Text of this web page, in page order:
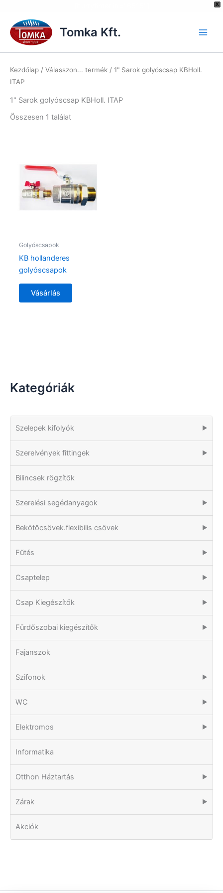
X
content
Tomka Kft.
Kategóriák
Szelepek kifolyók ▶
Szerelvények fittingek ▶
Bilincsek rögzítők
Szerelési segédanyagok ▶
Bekötőcsövek.flexibilis csövek ▶
Fűtés ▶
Csaptelep ▶
Csap Kiegészítők ▶
Fürdőszobai kiegészítők ▶
Fajanszok
Szifonok ▶
WC ▶
Elektromos ▶
Informatika
Otthon Háztartás ▶
Zárak ▶
Akciók
Kezdőlap / Válasszon... termék / 1" Sarok golyóscsap KBHoll.
ITAP
1" Sarok golyóscsap KBHoll. ITAP
Összesen 1 találat
Golyóscsapok
KB hollanderes
golyóscsapok
Vásárlás